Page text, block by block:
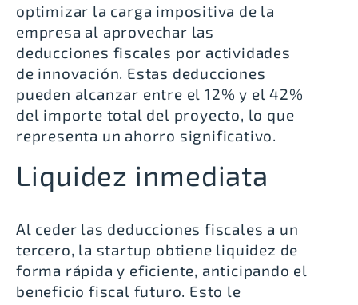
optimizar la carga impositiva de la
empresa al aprovechar las
deducciones fiscales por actividades
de innovación. Estas deducciones
pueden alcanzar entre el 12% y el 42%
del importe total del proyecto, lo que
representa un ahorro significativo.
Liquidez inmediata
Al ceder las deducciones fiscales a un
tercero, la startup obtiene liquidez de
forma rápida y eficiente, anticipando el
beneficio fiscal futuro. Esto le